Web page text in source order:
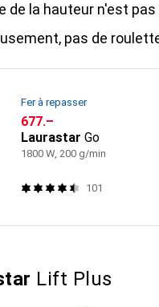
de la hauteur n'est
pas de
Fer à repasser
CHF
677.–
Laurastar Go
1800 W, 200 g/min
101
Lift Plus